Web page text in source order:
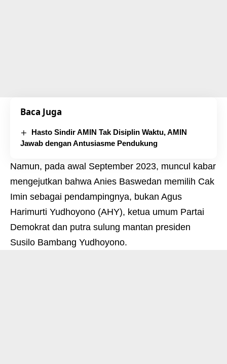
Baca Juga
Hasto Sindir AMIN Tak Disiplin Waktu, AMIN
Jawab dengan Antusiasme Pendukung
Namun, pada awal September 2023, muncul kabar
mengejutkan bahwa Anies Baswedan memilih Cak
Imin sebagai pendampingnya, bukan Agus
Harimurti Yudhoyono (AHY), ketua umum Partai
Demokrat dan putra sulung mantan presiden
Susilo Bambang Yudhoyono.